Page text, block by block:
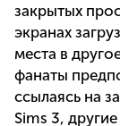
закрытых
экранах
места в
фанаты
ссылаясь на
Sims 3,